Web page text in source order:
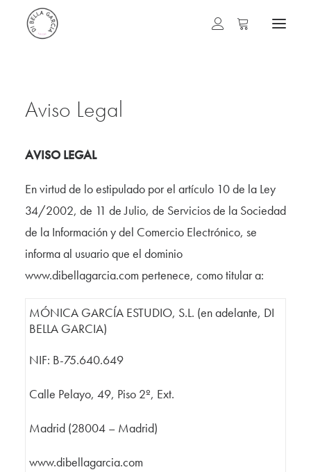
Aviso Legal
AVISO LEGAL
En virtud de lo estipulado por el artículo 10 de la Ley
34/2002, de 11 de Julio, de Servicios de la Sociedad
de la Información y del Comercio Electrónico, se
informa al usuario que el dominio
www.dibellagarcia.com pertenece, como titular a:
MÓNICA GARCÍA ESTUDIO, S.L. (en adelante, DI
BELLA GARCIA)
NIF: B-75.640.649
Calle Pelayo, 49, Piso 2º, Ext.
Madrid (28004 – Madrid)
www.dibellagarcia.com